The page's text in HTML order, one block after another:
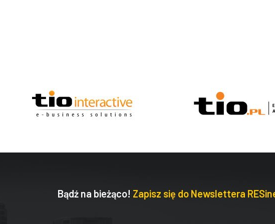
Bądź na bieżąco! Zapisz się do Newslettera